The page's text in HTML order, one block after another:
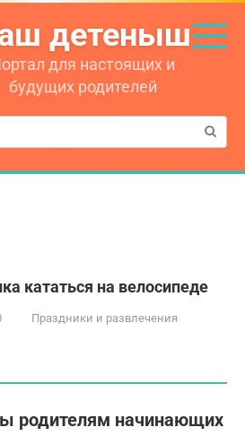
детеныш
для настоящих и
будущих родителей
кататься на велосипеде
Праздники и развлечения
родителям начинающих